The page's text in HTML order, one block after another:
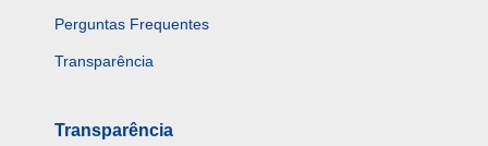
Perguntas Frequentes
Transparência
Transparência